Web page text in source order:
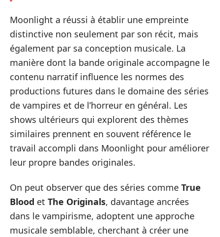
Moonlight a réussi à établir une empreinte
distinctive non seulement par son récit, mais
également par sa conception musicale. La
manière dont la bande originale accompagne le
contenu narratif influence les normes des
productions futures dans le domaine des séries
de vampires et de l’horreur en général. Les
shows ultérieurs qui explorent des thèmes
similaires prennent en souvent référence le
travail accompli dans Moonlight pour améliorer
leur propre bandes originales.
On peut observer que des séries comme True
Blood et The Originals, davantage ancrées
dans le vampirisme, adoptent une approche
musicale semblable, cherchant à créer une